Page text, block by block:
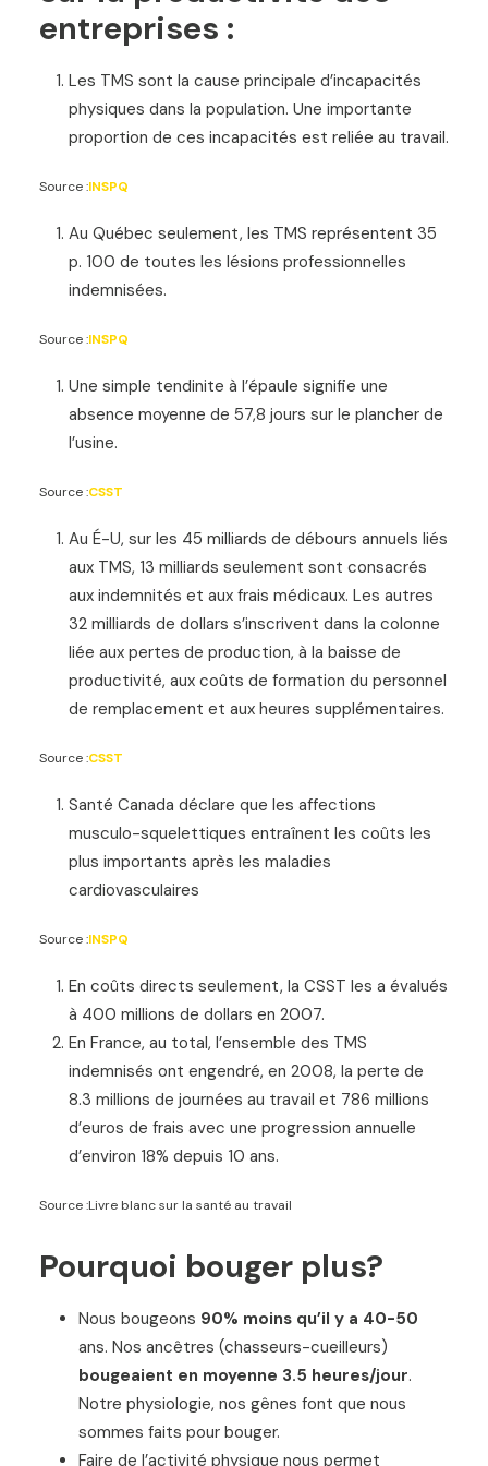
entreprises :
Les TMS sont la cause principale d’incapacités
physiques dans la population. Une importante
proportion de ces incapacités est reliée au travail.
Source :INSPQ
Au Québec seulement, les TMS représentent 35
p. 100 de toutes les lésions professionnelles
indemnisées.
Source :INSPQ
Une simple tendinite à l’épaule signifie une
absence moyenne de 57,8 jours sur le plancher de
l’usine.
Source :CSST
Au É-U, sur les 45 milliards de débours annuels liés
aux TMS, 13 milliards seulement sont consacrés
aux indemnités et aux frais médicaux. Les autres
32 milliards de dollars s’inscrivent dans la colonne
liée aux pertes de production, à la baisse de
productivité, aux coûts de formation du personnel
de remplacement et aux heures supplémentaires.
Source :CSST
Santé Canada déclare que les affections
musculo-squelettiques entraînent les coûts les
plus importants après les maladies
cardiovasculaires
Source :INSPQ
En coûts directs seulement, la CSST les a évalués
à 400 millions de dollars en 2007.
En France, au total, l’ensemble des TMS
indemnisés ont engendré, en 2008, la perte de
8.3 millions de journées au travail et 786 millions
d’euros de frais avec une progression annuelle
d’environ 18% depuis 10 ans.
Source :Livre blanc sur la santé au travail
Pourquoi bouger plus?
Nous bougeons 90% moins qu’il y a 40-50
ans. Nos ancêtres (chasseurs-cueilleurs)
bougeaient en moyenne 3.5 heures/jour.
Notre physiologie, nos gênes font que nous
sommes faits pour bouger.
Faire de l’activité physique nous permet